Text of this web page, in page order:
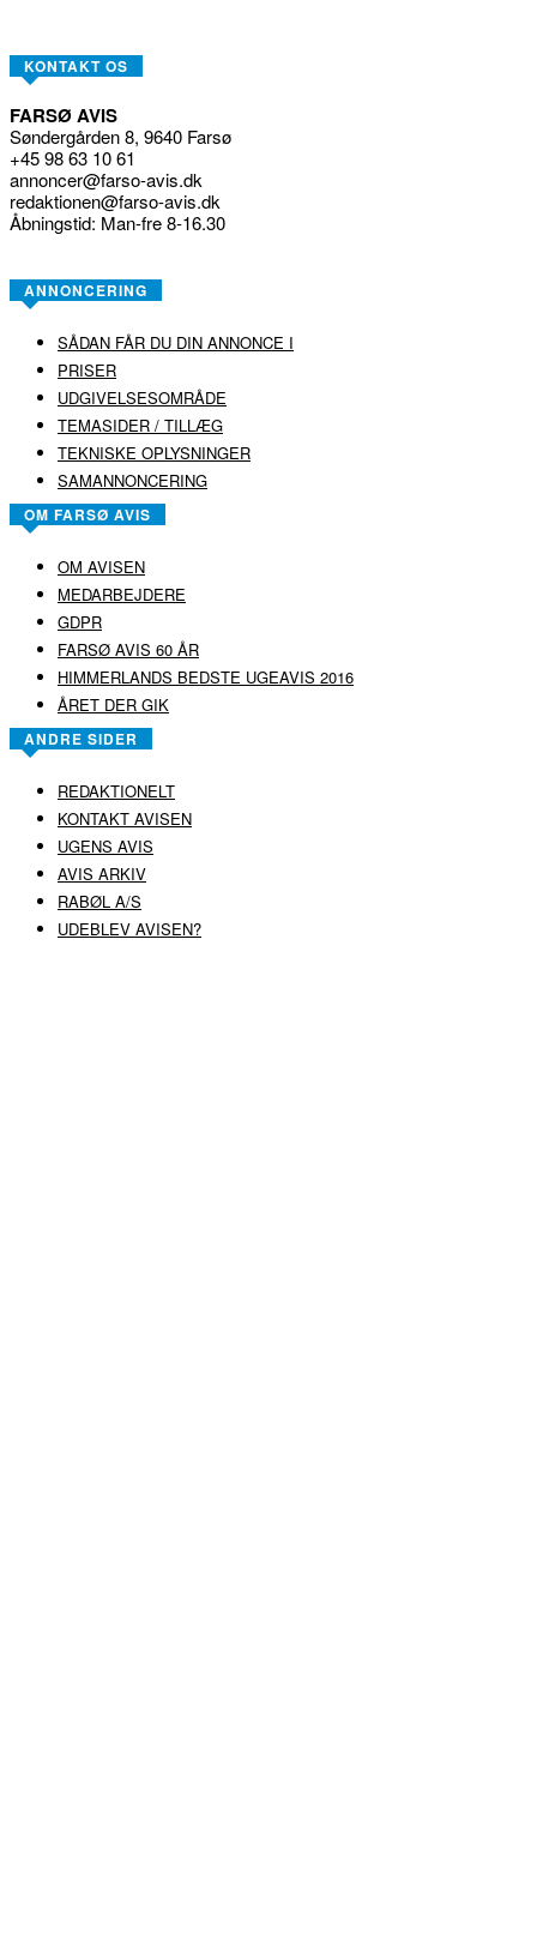
KONTAKT OS
FARSØ AVIS
Søndergården 8, 9640 Farsø
+45 98 63 10 61
annoncer@farso-avis.dk
redaktionen@farso-avis.dk
Åbningstid: Man-fre 8-16.30
ANNONCERING
SÅDAN FÅR DU DIN ANNONCE I
PRISER
UDGIVELSESOMRÅDE
TEMASIDER / TILLÆG
TEKNISKE OPLYSNINGER
SAMANNONCERING
OM FARSØ AVIS
OM AVISEN
MEDARBEJDERE
GDPR
FARSØ AVIS 60 ÅR
HIMMERLANDS BEDSTE UGEAVIS 2016
ÅRET DER GIK
ANDRE SIDER
REDAKTIONELT
KONTAKT AVISEN
UGENS AVIS
AVIS ARKIV
RABØL A/S
UDEBLEV AVISEN?